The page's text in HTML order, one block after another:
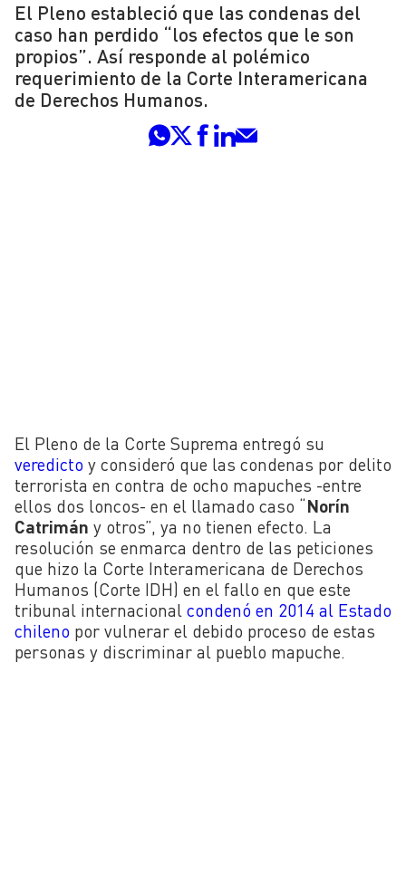
El Pleno estableció que las condenas del
caso han perdido “los efectos que le son
propios”. Así responde al polémico
requerimiento de la Corte Interamericana
de Derechos Humanos.
El Pleno de la Corte Suprema entregó su
veredicto y consideró que las condenas por delito
terrorista en contra de ocho mapuches -entre
ellos dos loncos- en el llamado caso “Norín
Catrimán y otros”, ya no tienen efecto. La
resolución se enmarca dentro de las peticiones
que hizo la Corte Interamericana de Derechos
Humanos (Corte IDH) en el fallo en que este
tribunal internacional condenó en 2014 al Estado
chileno por vulnerar el debido proceso de estas
personas y discriminar al pueblo mapuche.